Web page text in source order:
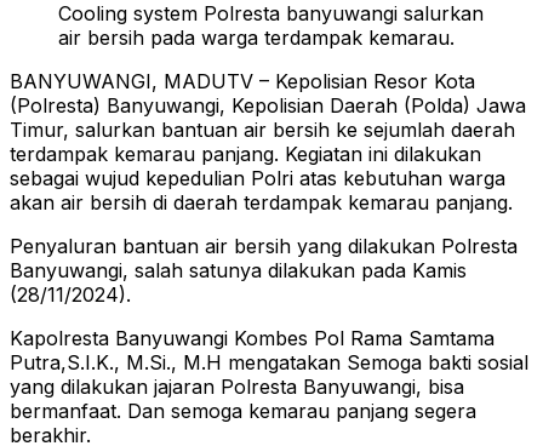
Cooling system Polresta banyuwangi salurkan
air bersih pada warga terdampak kemarau.
BANYUWANGI, MADUTV – Kepolisian Resor Kota
(Polresta) Banyuwangi, Kepolisian Daerah (Polda) Jawa
Timur, salurkan bantuan air bersih ke sejumlah daerah
terdampak kemarau panjang. Kegiatan ini dilakukan
sebagai wujud kepedulian Polri atas kebutuhan warga
akan air bersih di daerah terdampak kemarau panjang.
Penyaluran bantuan air bersih yang dilakukan Polresta
Banyuwangi, salah satunya dilakukan pada Kamis
(28/11/2024).
Kapolresta Banyuwangi Kombes Pol Rama Samtama
Putra,S.I.K., M.Si., M.H mengatakan Semoga bakti sosial
yang dilakukan jajaran Polresta Banyuwangi, bisa
bermanfaat. Dan semoga kemarau panjang segera
berakhir.